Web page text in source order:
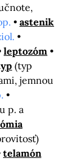
astenik
leptozóm
(typ
jemnou
p. a
telamón